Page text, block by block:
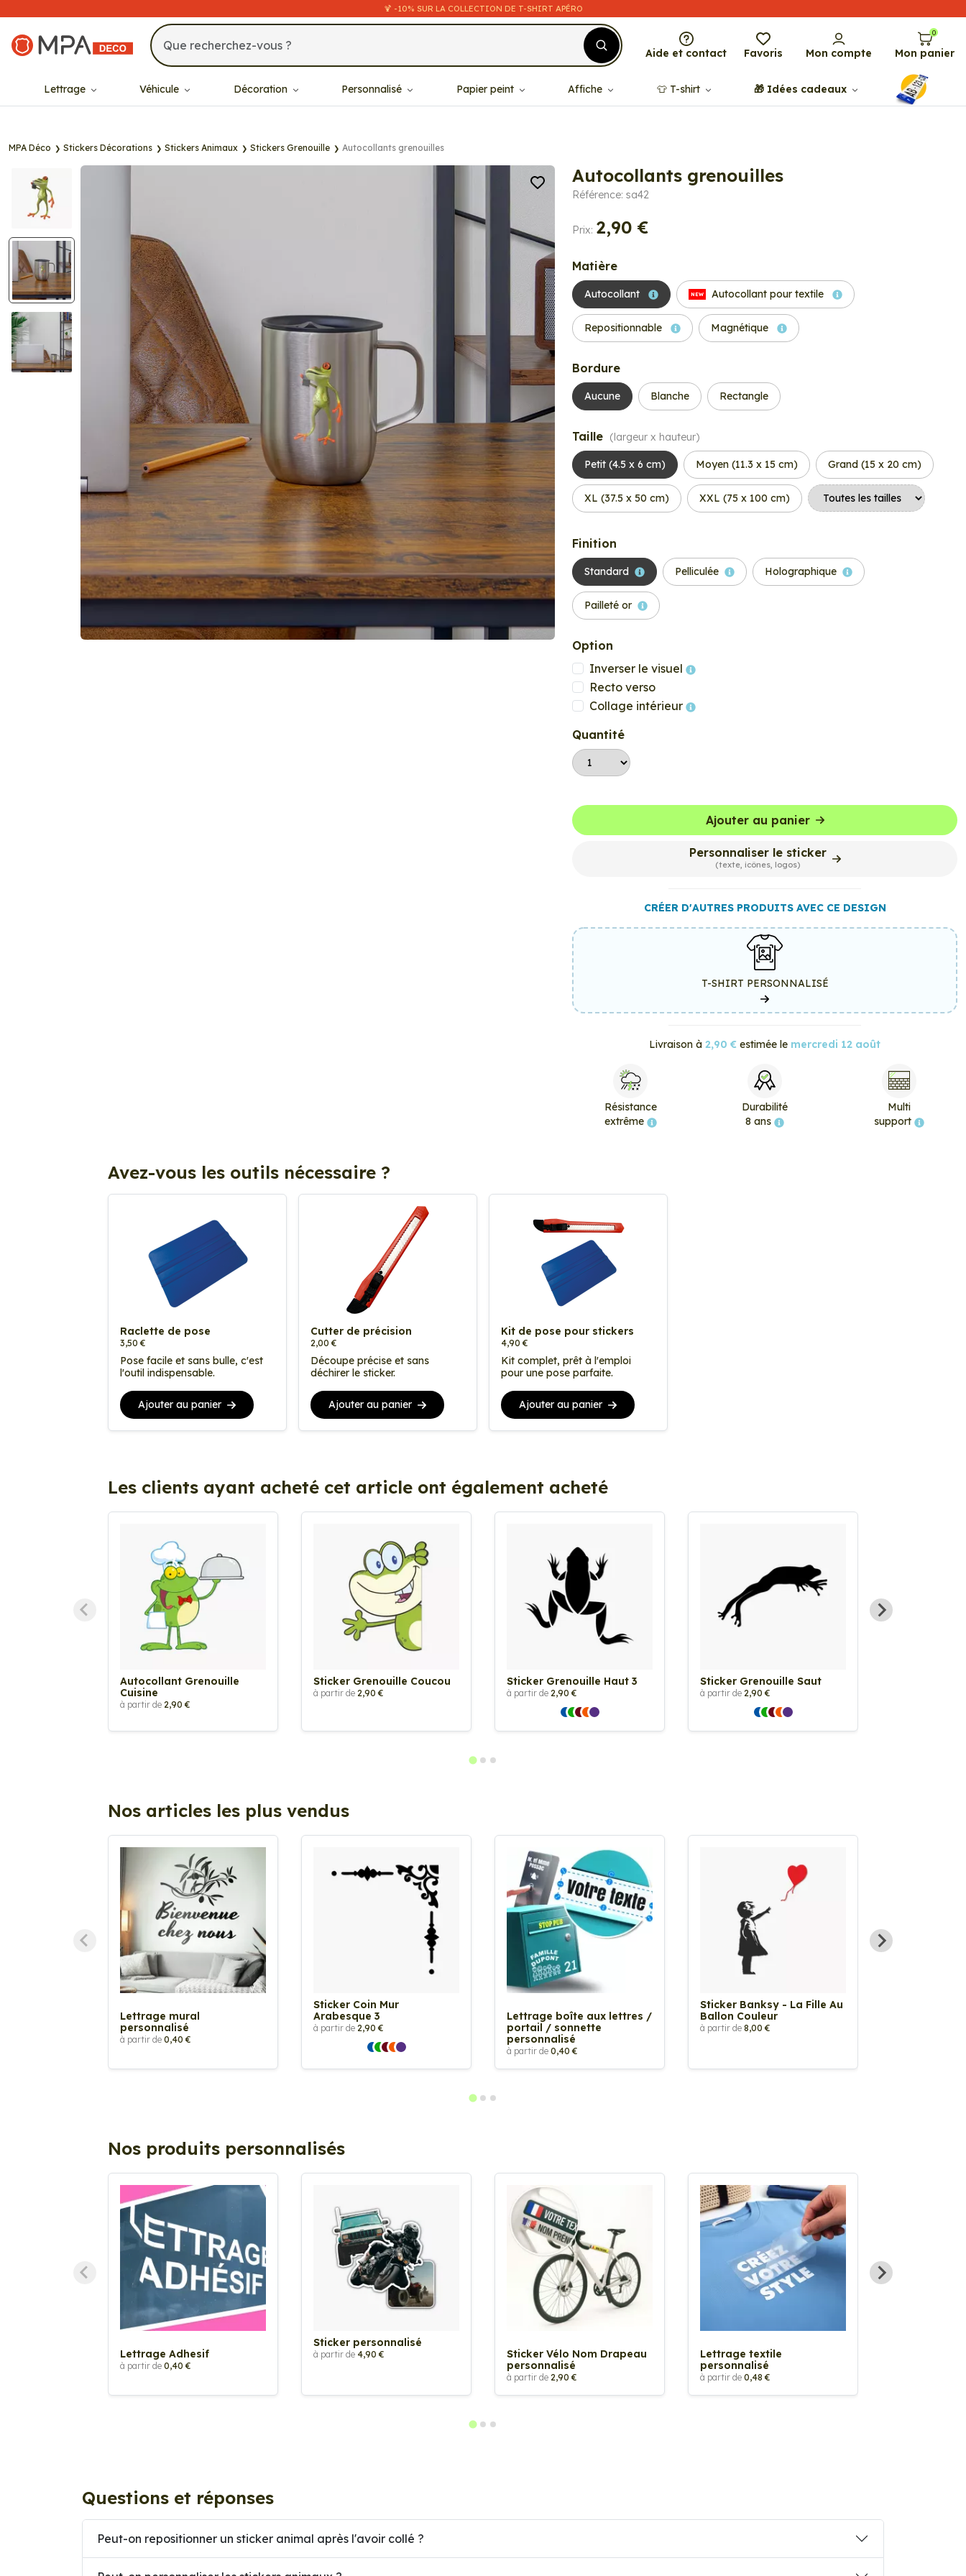
🍹 -10% SUR LA COLLECTION DE T-SHIRT APÉRO
MPA Déco
Aide et contact Favoris Mon compte
0
Mon panier
Lettrage Véhicule Décoration Personnalisé Papier peint Affiche 👕​​ T-shirt 🎁​ Idées cadeaux
MPA Déco Stickers Décorations Stickers Animaux Stickers Grenouille Autocollants grenouilles
Autocollants grenouilles
Référence: sa42
Prix: 2,90 €
Matière
Autocollant NEW Autocollant pour textile
Repositionnable Magnétique
Bordure
Aucune Blanche Rectangle
Taille (largeur x hauteur)
Petit (4.5 x 6 cm) Moyen (11.3 x 15 cm) Grand (15 x 20 cm)
XL (37.5 x 50 cm) XXL (75 x 100 cm)
Finition
Standard Pelliculée Holographique
Pailleté or
Option
Inverser le visuel
Recto verso
Collage intérieur
Quantité
Ajouter au panier
Personnaliser le sticker
(texte, icônes, logos)
CRÉER D'AUTRES PRODUITS AVEC CE DESIGN
T-SHIRT PERSONNALISÉ
Livraison à 2,90 € estimée le mercredi 12 août
Résistance
extrême
Durabilité
8 ans
Multi
support
Avez-vous les outils nécessaire ?
Raclette de pose
3,50 €
Pose facile et sans bulle, c'est
l'outil indispensable.
Ajouter au panier
Cutter de précision
2,00 €
Découpe précise et sans
déchirer le sticker.
Ajouter au panier
Kit de pose pour stickers
4,90 €
Kit complet, prêt à l'emploi
pour une pose parfaite.
Ajouter au panier
Les clients ayant acheté cet article ont également acheté
Autocollant Grenouille
Cuisine
à partir de 2,90 €
Sticker Grenouille Coucou
à partir de 2,90 €
Sticker Grenouille Haut 3
à partir de 2,90 €
Sticker Grenouille Saut
à partir de 2,90 €
Nos articles les plus vendus
Lettrage mural
personnalisé
à partir de 0,40 €
Sticker Coin Mur
Arabesque 3
à partir de 2,90 €
Lettrage boîte aux lettres /
portail / sonnette
personnalisé
à partir de 0,40 €
Sticker Banksy - La Fille Au
Ballon Couleur
à partir de 8,00 €
Nos produits personnalisés
Lettrage Adhesif
à partir de 0,40 €
Sticker personnalisé
à partir de 4,90 €
Sticker Vélo Nom Drapeau
personnalisé
à partir de 2,90 €
Lettrage textile
personnalisé
à partir de 0,48 €
Questions et réponses
Peut-on repositionner un sticker animal après l'avoir collé ?